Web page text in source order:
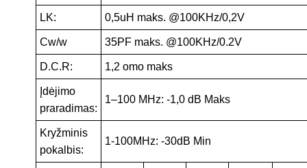
LK: 0,5uH maks. @100KHz/0,2V
Cw/w 35PF maks. @100KHz/0.2V
D.C.R: 1,2 omo maks
Įdėjimo
praradimas:
1–100 MHz: -1,0 dB Maks
Kryžminis
pokalbis:
1-100MHz: -30dB Min